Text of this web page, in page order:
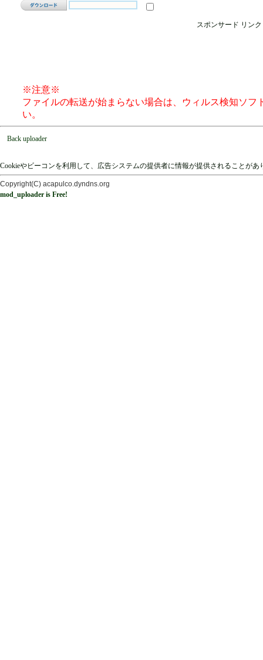
スポンサード リンク
※注意※
ファイルの転送が始まらない場合は、ウィルス検知ソ
い。
Back uploader
Cookieやビーコンを利用して、広告システムの提供者に情報が提供されることが
Copyright(C) acapulco.dyndns.org
mod_uploader is Free!